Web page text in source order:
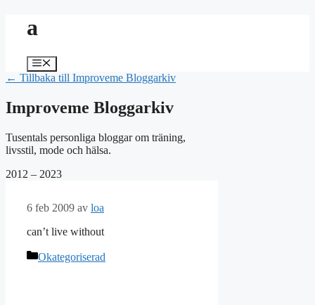
a
Meny
← Tillbaka till Improveme Bloggarkiv
Improveme Bloggarkiv
Tusentals personliga bloggar om träning,
livsstil, mode och hälsa.
2012 – 2023
6 feb 2009 av loa
can’t live without
Kategorier
Okategoriserad